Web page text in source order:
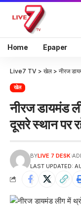
Home Epaper
Live7 TV > खेल > नीरज
खेल
नीरज डायमंड
दूसरे स्थान पर
LAST UPDATED:
BYLIVE 7 DESK